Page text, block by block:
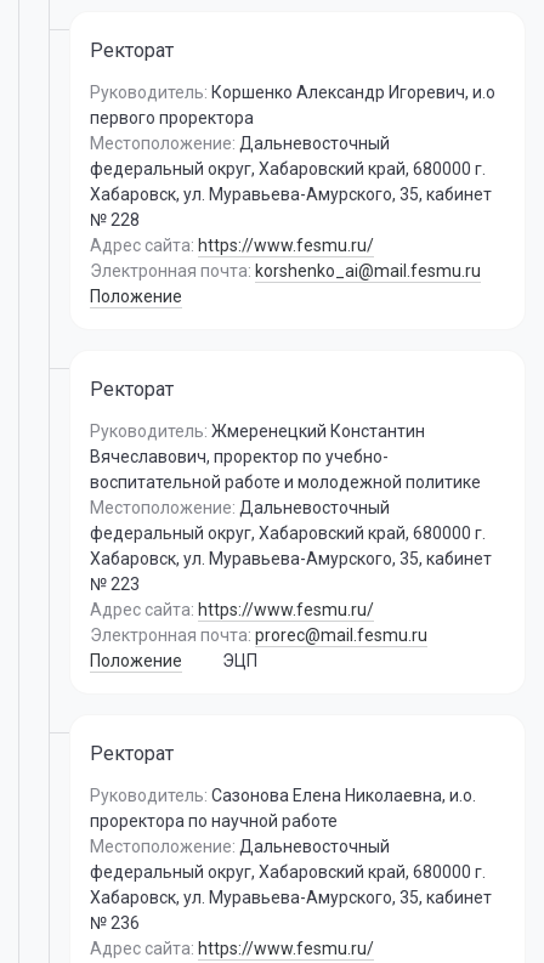
Ректорат
Руководитель: Коршенко Александр Игоревич, и.о
первого проректора
Местоположение: Дальневосточный
федеральный округ, Хабаровский край, 680000 г.
Хабаровск, ул. Муравьева-Амурского, 35, кабинет
№ 228
Адрес сайта: https://www.fesmu.ru/
Электронная почта: korshenko_ai@mail.fesmu.ru
Положение
Ректорат
Руководитель: Жмеренецкий Константин
Вячеславович, проректор по учебно-
воспитательной работе и молодежной политике
Местоположение: Дальневосточный
федеральный округ, Хабаровский край, 680000 г.
Хабаровск, ул. Муравьева-Амурского, 35, кабинет
№ 223
Адрес сайта: https://www.fesmu.ru/
Электронная почта: prorec@mail.fesmu.ru
Положение
ЭЦП
Ректорат
Руководитель: Сазонова Елена Николаевна, и.о.
проректора по научной работе
Местоположение: Дальневосточный
федеральный округ, Хабаровский край, 680000 г.
Хабаровск, ул. Муравьева-Амурского, 35, кабинет
№ 236
Адрес сайта: https://www.fesmu.ru/